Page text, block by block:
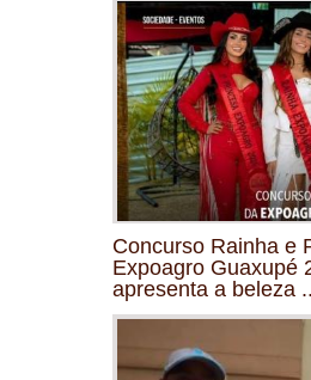
Concurso Rainha e
Expoagro Guaxupé
apresenta a beleza